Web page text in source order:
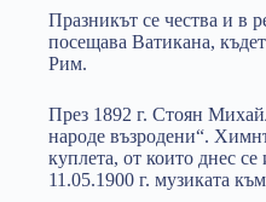
Празникът се чества и в
посещава Ватикана,
Рим.
През 1892 г. Стоян
народе възродени“.
куплета, от които днес
11.05.1900 г. музиката